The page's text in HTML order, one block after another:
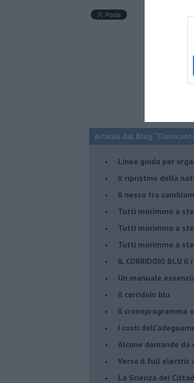
Articoli dal Blog
​Linee guida per
​Il ripristino della
Il nesso tra
Tutti morimmo a
Tutti morimmo a
​Tutti morimmo a
IL CORRIDOIO BLU
Un manuale
Il corridoio blu
​Il cronoprogramma
​I costi
Alcune domande
Verso il full electric
​La Scienza dei